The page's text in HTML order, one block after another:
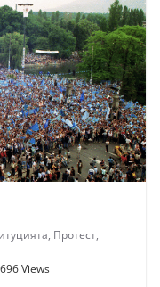
, Протест,
Views